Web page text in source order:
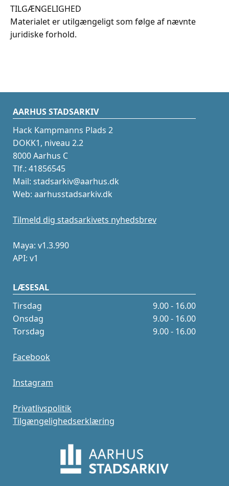
TILGÆNGELIGHED
Materialet er utilgængeligt som følge af nævnte
juridiske forhold.
AARHUS STADSARKIV
Hack Kampmanns Plads 2
DOKK1, niveau 2.2
8000 Aarhus C
Tlf.: 41856545
Mail: stadsarkiv@aarhus.dk
Web: aarhusstadsarkiv.dk
Tilmeld dig stadsarkivets nyhedsbrev
Maya: v1.3.990
API: v1
LÆSESAL
Tirsdag
9.00 - 16.00
Onsdag
9.00 - 16.00
Torsdag
9.00 - 16.00
Facebook
Instagram
Privatlivspolitik
Tilgængelighedserklæring